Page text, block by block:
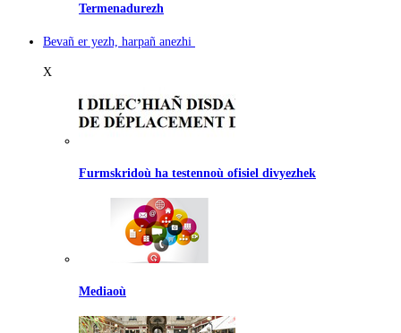
Termenadurezh
Bevañ er yezh, harpañ anezhi
X
Furmskridoù ha testennoù ofisiel divyezhek
Mediaoù